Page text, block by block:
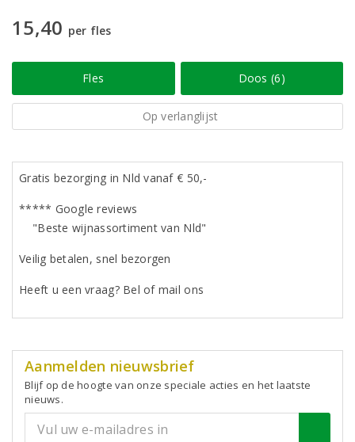
15,40 per fles
Fles Doos (6)
Op verlanglijst
Gratis bezorging in Nld vanaf € 50,-
***** Google reviews
"Beste wijnassortiment van Nld"
Veilig betalen, snel bezorgen
Heeft u een vraag? Bel of mail ons
Aanmelden nieuwsbrief
Blijf op de hoogte van onze speciale acties en het laatste
nieuws.